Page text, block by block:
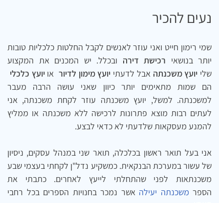
נעים להכיר
שמי רימון חייט ואני עוזר לאנשים לקבל החלטות כלכליות טובות
יותר בנושאי רכישת דירה ובכלל. יש המכנים את המקצוע
שלי יועץ משכנתהאבל לדעתי יועץ מימון לדיור אויועץ כלכלי
הם שמות מתאימים יותר כיוון שאני עושה הרבה מעבר
למשכנתה. למשל, יועץ משכנתה עוזר לקחת משכנתה, אני
לעתים רבות מוצא פתרונות לרכישה ללא משכנתה או ממליץ
להמנע מעסקאות שלדעתי לא כדאי לבצע.
אני בעל תואר ראשון בכלכלה, תואר שני במנהל עסקים, ניסיון
של עשור במערכת הבנקאית. כמשקיע נדל"ן לקחתי בעצמי שבע
משכנתאות לפני שהתחלתי לייעץ לאחרים. כתבתי את
הספר משכנתה יעילהאשר נמכר בחנויות הספרים בכל רחבי